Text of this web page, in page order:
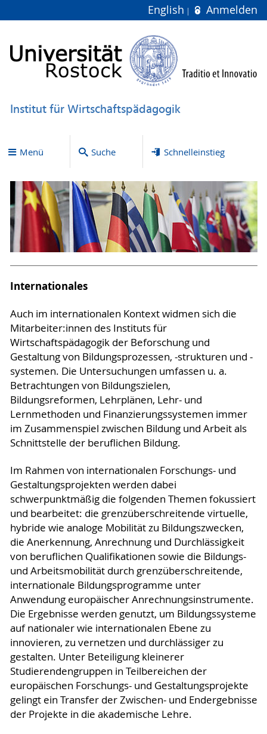
English Anmelden
Institut für Wirtschaftspädagogik
Menü Suche Schnelleinstieg
Internationales
Auch im internationalen Kontext widmen sich die
Mitarbeiter:innen des Instituts für
Wirtschaftspädagogik der Beforschung und
Gestaltung von Bildungsprozessen, -strukturen und -
systemen. Die Untersuchungen umfassen u. a.
Betrachtungen von Bildungszielen,
Bildungsreformen, Lehrplänen, Lehr- und
Lernmethoden und Finanzierungssystemen immer
im Zusammenspiel zwischen Bildung und Arbeit als
Schnittstelle der beruflichen Bildung.
Im Rahmen von internationalen Forschungs- und
Gestaltungsprojekten werden dabei
schwerpunktmäßig die folgenden Themen fokussiert
und bearbeitet: die grenzüberschreitende virtuelle,
hybride wie analoge Mobilität zu Bildungszwecken,
die Anerkennung, Anrechnung und Durchlässigkeit
von beruflichen Qualifikationen sowie die Bildungs-
und Arbeitsmobilität durch grenzüberschreitende,
internationale Bildungsprogramme unter
Anwendung europäischer Anrechnungsinstrumente.
Die Ergebnisse werden genutzt, um Bildungssysteme
auf nationaler wie internationalen Ebene zu
innovieren, zu vernetzen und durchlässiger zu
gestalten. Unter Beteiligung kleinerer
Studierendengruppen in Teilbereichen der
europäischen Forschungs- und Gestaltungsprojekte
gelingt ein Transfer der Zwischen- und Endergebnisse
der Projekte in die akademische Lehre.